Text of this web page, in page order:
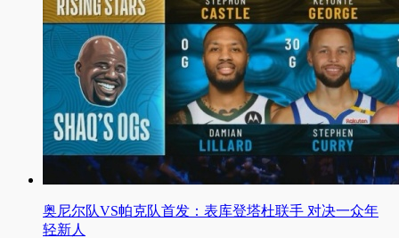
奥尼尔队VS帕克队首发：表库登塔杜联手 对决一众年
轻新人